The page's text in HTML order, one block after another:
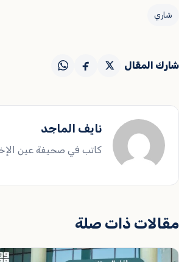
شاري
شارك المقال
نايف الماجد
كاتب في صحيفة عين
مقالات ذات صلة